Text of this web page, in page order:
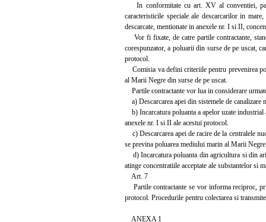
In conformitate cu art. XV al conventiei,
caracteristicile speciale ale descarcarilor in
descarcate, mentionate in anexele nr. I si II,
Vor fi fixate, de catre partile contractante,
corespunzator, a poluarii din surse de pe uscat,
protocol.
Comisia va defini criteriile pentru prevenirea
al Marii Negre din surse de pe uscat.
Partile contractante vor lua in considerare
a) Descarcarea apei din sistemele de
b) Incarcatura poluanta a apelor uzate industrial
anexele nr. I si II ale acestui protocol.
c) Descarcarea apei de racire de la centralele
se previna poluarea mediului marin al Marii
d) Incarcatura poluanta din agricultura si din
atinge concentratiile acceptate ale substantelor si
Art. 7
Partile contractante se vor informa reciproc,
protocol. Procedurile pentru colectarea si
ANEXA 1